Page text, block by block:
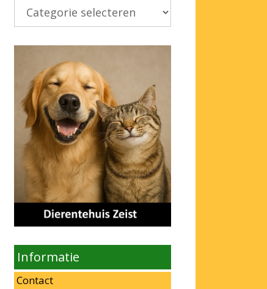
Kies
onderwerp
Informatie
Contact